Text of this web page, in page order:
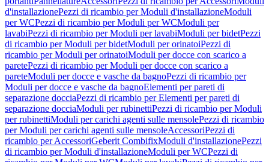
d'installazionePezzi di ricambio per Moduli d'installazioneModuli
per WCPezzi di ricambio per Moduli per WCModuli per
lavabiPezzi di ricambio per Moduli per lavabiModuli per bidetPezzi
di ricambio per Moduli per bidetModuli per orinatoiPezzi di
ricambio per Moduli per orinatoiModuli per docce con scarico a
paretePezzi di ricambio per Moduli per docce con scarico a
pareteModuli per docce e vasche da bagnoPezzi di ricambio per
Moduli per docce e vasche da bagnoElementi per pareti di
separazione docciaPezzi di ricambio per Elementi per pareti di
separazione docciaModuli per rubinettiPezzi di ricambio per Moduli
per rubinettiModuli per carichi agenti sulle mensolePezzi di ricambio
per Moduli per carichi agenti sulle mensoleAccessoriPezzi di
ricambio per AccessoriGeberit CombifixModuli d'installazionePezzi
di ricambio per Moduli d'installazioneModuli per WCPezzi di